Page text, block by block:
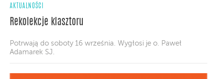
AKTUALNOŚCI
Rekolekcje klasztoru
Potrwają do soboty 16 września. Wygłosi je o. Paweł
Adamarek SJ.